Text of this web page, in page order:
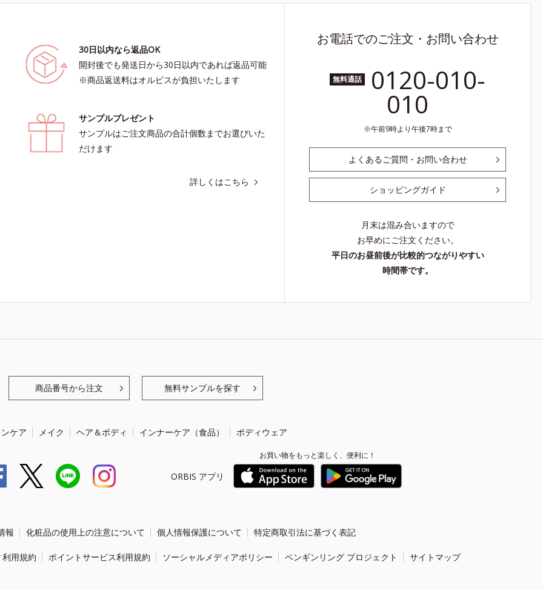
30日以内なら返品OK
開封後でも発送日から30日以内であれば返品可能
※商品返送料はオルビスが負担いたします
サンプルプレゼント
サンプルはご注文商品の合計個数までお選びいた
だけます
詳しくはこちら
お電話でのご注文・お問い合わせ
無料通話 0120-010-
010
午前9時より午後7時まで
よくあるご質問・お問い合わせ
ショッピングガイド
月末は混み合いますので
お早めにご注文ください。
平日のお昼前後が比較的つながりやすい
時間帯です。
商品番号から注文 無料サンプルを探す
ケア メイク ヘア＆ボディ インナーケア（食品） ボディウェア
ORBIS アプリ
お買い物をもっと楽しく、便利に！
報 化粧品の使用上の注意について 個人情報保護について 特定商取引法に基づく表記
用規約 ポイントサービス利用規約 ソーシャルメディアポリシー ペンギンリング プロジェクト サイトマップ